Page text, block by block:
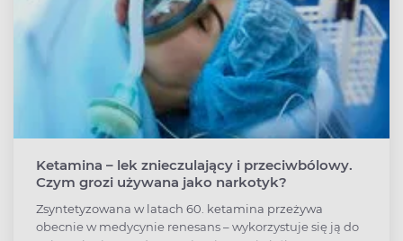
Ketamina – lek znieczulający i przeciwbólowy.
Czym grozi używana jako narkotyk?
Zsyntetyzowana w latach 60. ketamina przeżywa
obecnie w medycynie renesans – wykorzystuje się ją do